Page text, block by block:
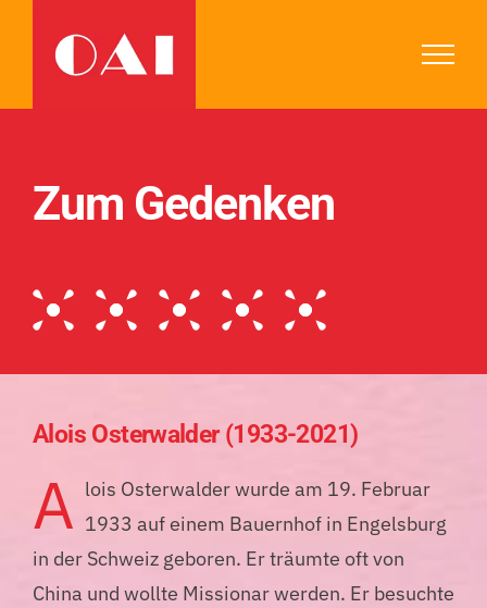
Zum Gedenken
Alois Osterwalder (1933-2021)
A lois Osterwalder wurde am 19. Februar
1933 auf einem Bauernhof in Engelsburg
in der Schweiz geboren. Er träumte oft von
China und wollte Missionar werden. Er besuchte